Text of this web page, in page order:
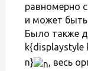
равномерно
и может
Было также
k{displaystyle
n}
, весь